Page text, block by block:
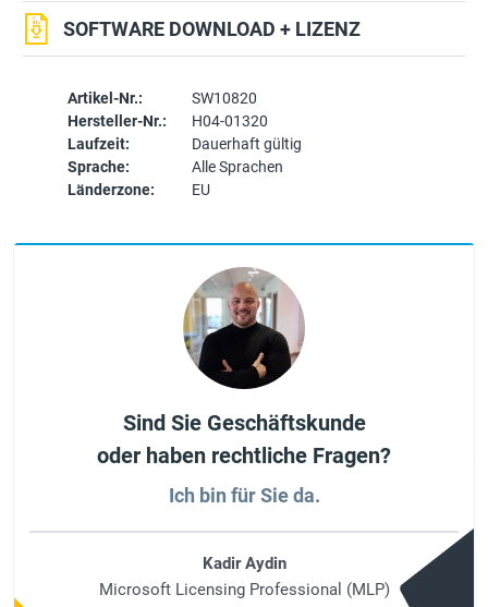
Artikel-Nr.:
SW10820
Hersteller-Nr.:
H04-01320
Laufzeit:
Dauerhaft gültig
Sprache:
Alle Sprachen
Länderzone:
EU
SOFTWARE DOWNLOAD + LIZENZ
Sind Sie Geschäftskunde
oder haben rechtliche Fragen?
Ich bin für Sie da.
Kadir Aydin
Microsoft Licensing Professional (MLP)